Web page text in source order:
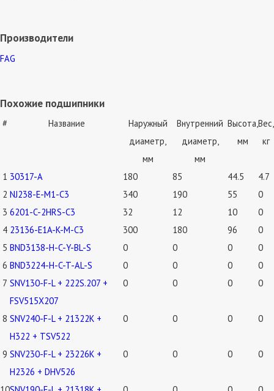
Производители
FAG
Похожие подшипники
# Название
Наружный
диаметр,
мм
Внутренний
диаметр,
мм
Высота,
мм
Вес,
кг
1 30317-A 180 85 44.5
4.7
2 NJ238-E-M1-C3 340 190 55
0
3 6201-C-2HRS-C3 32 12 10
0
4 23136-E1A-K-M-C3 300 180 96
0
5 BND3138-H-C-Y-BL-S 0 0 0
0
6 BND3224-H-C-T-AL-S 0 0 0
0
7 SNV130-F-L + 222S.207 +
FSV515X207
0 0 0 0
8 SNV240-F-L + 21322K +
H322 + TSV522
0 0 0 0
9 SNV230-F-L + 23226K +
H2326 + DHV526
0 0 0 0